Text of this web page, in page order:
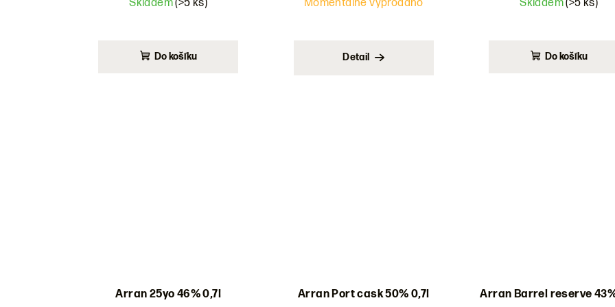
Skladem(>5 ks)
Do košíku
Momentálně vyprodáno
Detail
Skladem(>5 ks)
Do košíku
Arran 25yo 46% 0,7l Arran Port cask 50% 0,7l Arran Barrel reserve